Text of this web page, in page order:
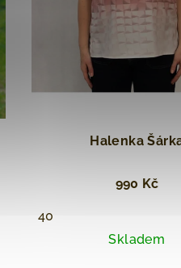
Halenka
990 Kč
40
Skladem